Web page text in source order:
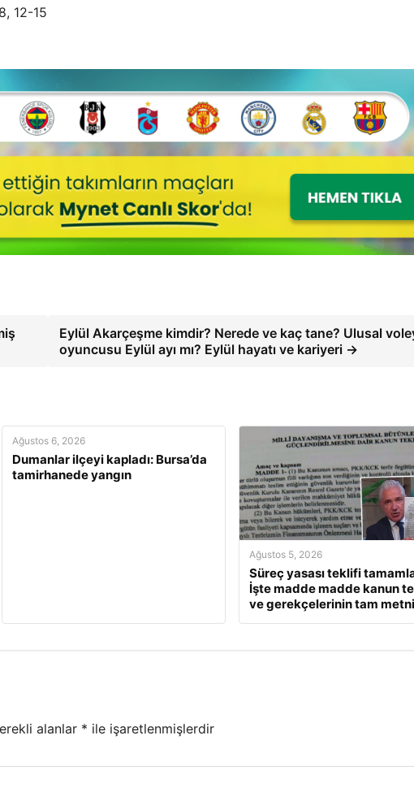
12-15
Eylül Akarçeşme kimdir? Nerede ve kaç tane? Ulusal
oyuncusu Eylül ayı mı? Eylül hayatı ve kariyeri →
Ağustos 6, 2026
Dumanlar ilçeyi kapladı: Bursa’da
tamirhanede yangın
Ağustos 5, 2026
Süreç yasası teklifi
İşte madde madde kanun
ve gerekçelerinin tam metni
alanlar * ile işaretlenmişlerdir